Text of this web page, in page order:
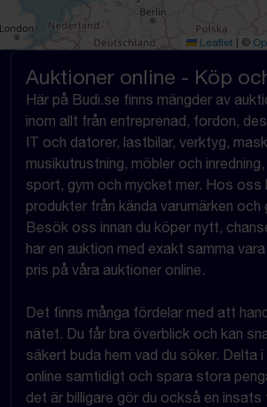
Leaflet ©
Auktioner online - Köp
Här på Budi.se finns mängder av
inom allt från entreprenad, fordon,
IT och datorer, lastbilar, verktyg,
musikutrustning, möbler och
sport, gym och mycket mer. Hos oss
produkter från kända varumärken och
Besök oss innan du köper nytt,
har en auktion med exakt samma
pris på våra auktioner online.
Det finns många fördelar med att
nätet. Du får bra överblick och kan
säkert buda hem vad du söker. Delta
online samtidigt och spara stora
det är billigare gör du också en